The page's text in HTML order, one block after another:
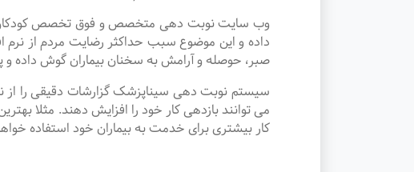
وب سایت نوبت دهی متخصص و فوق تخصص کودکان و
داده و این موضوع سبب حداکثر رضایت مردم از
صبر، حوصله و آرامش به سخنان بیماران گوش داده و
سیستم نوبت دهی سیناپزشک گزارشات دقیقی را از
می توانند بازدهی کار خود را افزایش دهند. مثلا
کار بیشتری برای خدمت به بیماران خود استفاده